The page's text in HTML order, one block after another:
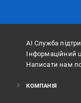
АІ Служба
Інформаційний
Написати нам
КОМПАНІЯ